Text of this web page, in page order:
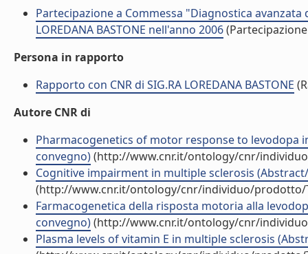
Partecipazione a Commessa "Diagnostica
LOREDANA BASTONE nell'anno 2006
Persona in rapporto
Rapporto con CNR di SIG.RA LOREDANA BASTONE
Autore CNR di
Pharmacogenetics of motor response to levodopa
convegno)(http://www.cnr.it/ontology/cnr/
Cognitive impairment in multiple sclerosis
(http://www.cnr.it/ontology/cnr/individuo/prodotto/
Farmacogenetica della risposta motoria alla
convegno)(http://www.cnr.it/ontology/cnr/
Plasma levels of vitamin E in multiple sclerosis